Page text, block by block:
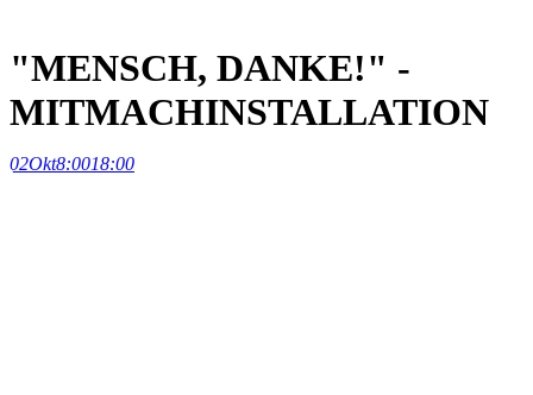
"MENSCH, DANKE!" -
MITMACHINSTALLATION
02Okt8:0018:00